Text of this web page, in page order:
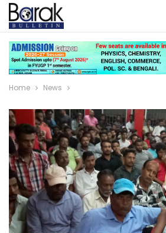
Home News